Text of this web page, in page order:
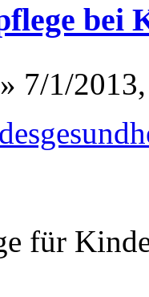
bei
» 7/1/
für